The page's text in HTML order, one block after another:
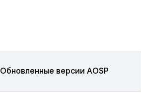
Обновленные версии AOSP